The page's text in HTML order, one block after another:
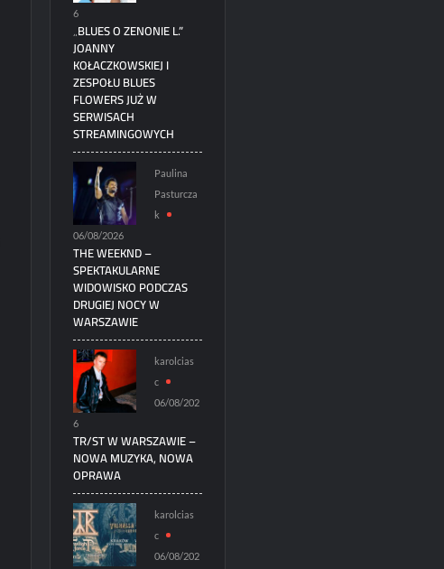
6
„BLUES O ZENONIE L.”
JOANNY
KOŁACZKOWSKIEJ I
ZESPOŁU BLUES
FLOWERS JUŻ W
SERWISACH
STREAMINGOWYCH
Paulina
Pasturcza
k
06/08/2026
THE WEEKND –
SPEKTAKULARNE
WIDOWISKO PODCZAS
DRUGIEJ NOCY W
WARSZAWIE
karolcias
c
06/08/202
6
TR/ST W WARSZAWIE –
NOWA MUZYKA, NOWA
OPRAWA
karolcias
c
06/08/202